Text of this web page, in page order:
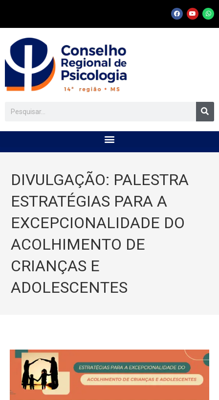
DIVULGAÇÃO: PALESTRA
ESTRATÉGIAS PARA A
EXCEPCIONALIDADE DO
ACOLHIMENTO DE
CRIANÇAS E
ADOLESCENTES